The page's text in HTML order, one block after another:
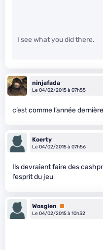
I see what you did there.
ninjafada
Le 04/02/2015 à 07h55
c’est comme l’année
Koerty
Le 04/02/2015 à 07h56
Ils devraient faire des
l’esprit du jeu
Wosgien
Premium
Le 04/02/2015 à 10h32